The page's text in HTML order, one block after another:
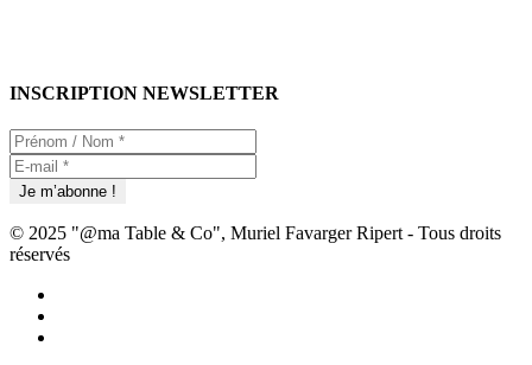
INSCRIPTION NEWSLETTER
© 2025 "@ma Table & Co", Muriel Favarger Ripert - Tous droits
réservés